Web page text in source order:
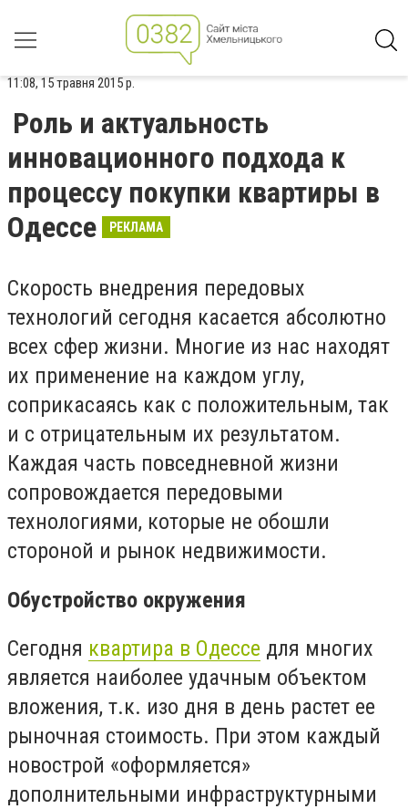
11:08, 15 травня 2015 р.
Роль и актуальность
инновационного подхода к
процессу покупки квартиры в
Одессе
РЕКЛАМА
Скорость внедрения передовых
технологий сегодня касается абсолютно
всех сфер жизни. Многие из нас находят
их применение на каждом углу,
соприкасаясь как с положительным, так
и с отрицательным их результатом.
Каждая часть повседневной жизни
сопровождается передовыми
технологиями, которые не обошли
стороной и рынок недвижимости.
Обустройство окружения
Сегодня квартира в Одессе для многих
является наиболее удачным объектом
вложения, т.к. изо дня в день растет ее
рыночная стоимость. При этом каждый
новострой «оформляется»
дополнительными инфраструктурными